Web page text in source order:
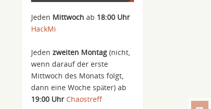
Jeden Mittwoch ab 18:00 Uhr
HackMi
Jedenzweiten Montag (nicht,
wenn darauf der erste
Mittwoch des Monats folgt,
dann eine Woche später) ab
19:00 Uhr Chaostreff